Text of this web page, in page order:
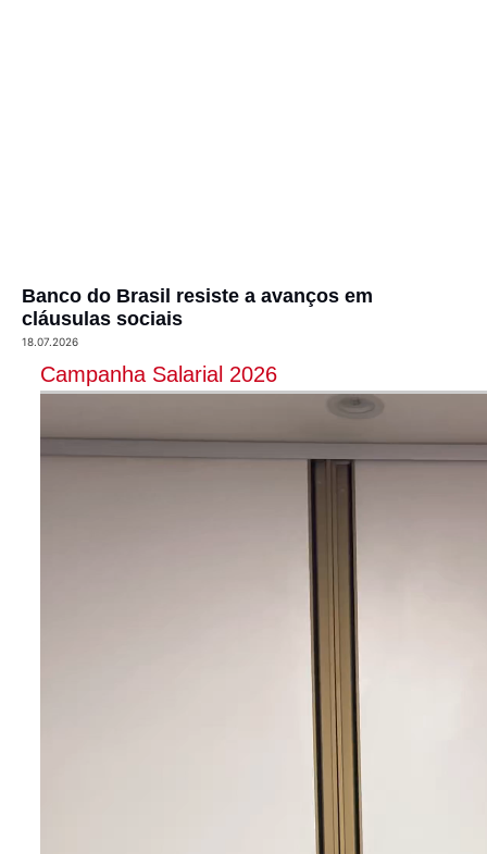
Banco do Brasil resiste a avanços em
cláusulas sociais
18.07.2026
Campanha Salarial 2026